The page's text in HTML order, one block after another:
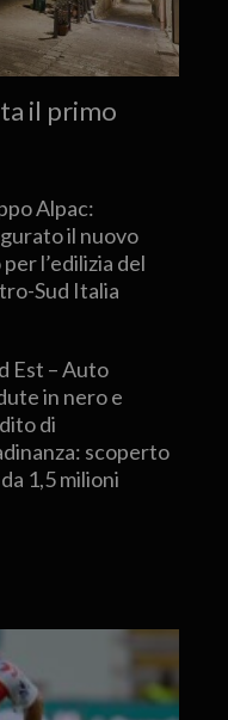
il primo
Alpac:
il nuovo
l’edilizia del
Sud Italia
Est – Auto
in nero e
di
scoperto
1,5 milioni